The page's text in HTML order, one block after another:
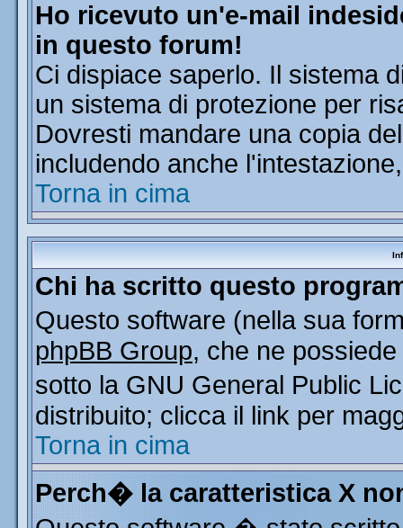
Ho ricevuto un'e-mail
in questo forum!
Ci dispiace saperlo. Il sistema
un sistema di protezione per
Dovresti mandare una copia
includendo anche
Torna in cima
Chi ha scritto questo
Questo software (nella sua
phpBB Group, che ne
sotto la GNU General Public
distribuito; clicca il link per
Torna in cima
Perch� la caratteristica X